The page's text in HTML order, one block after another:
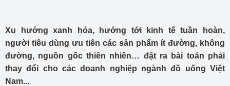
Xu hướng xanh hóa, hướng tới kinh tế tuần hoàn,
người tiêu dùng ưu tiên các sản phẩm ít đường, không
đường, nguồn gốc thiên nhiên… đặt ra bài toán phải
thay đổi cho các doanh nghiệp ngành đồ uống Việt
Nam...